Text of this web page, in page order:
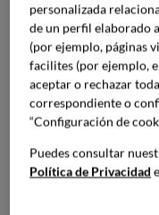
profesional con un
este último se centra
FP se enfoca en la
específicasque se
más concretas.
La formación
mundo laboral
personalizada
de un perfil elaborado
(por ejemplo, páginas
facilites (por ejemplo,
aceptar o rechazar
correspondiente o
“Configuración de
Puedes consultar
Política de Privacidad